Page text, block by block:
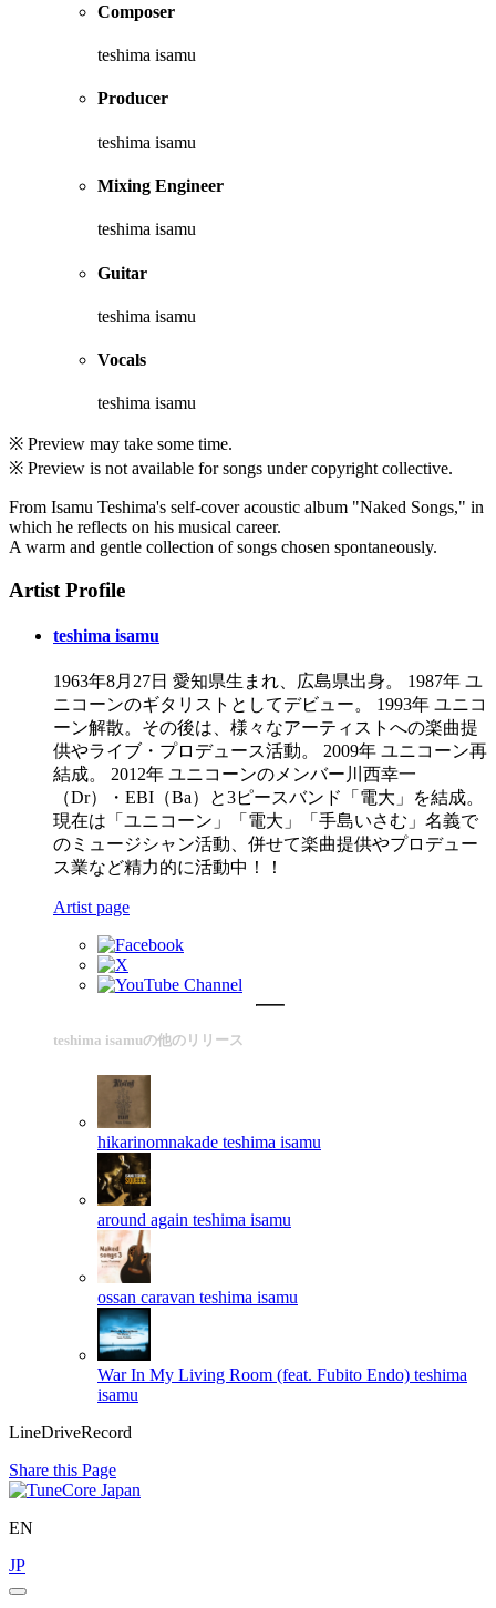
Composer
teshima isamu
Producer
teshima isamu
Mixing Engineer
teshima isamu
Guitar
teshima isamu
Vocals
teshima isamu
※ Preview may take some time.
※ Preview is not available for songs under copyright collective.
From Isamu Teshima's self-cover acoustic album "Naked Songs," in
which he reflects on his musical career.
A warm and gentle collection of songs chosen spontaneously.
Artist Profile
teshima isamu
1963年8月27日 愛知県生まれ、広島県出身。 1987年 ユ
ニコーンのギタリストとしてデビュー。 1993年 ユニコ
ーン解散。その後は、様々なアーティストへの楽曲提
供やライブ・プロデュース活動。 2009年 ユニコーン再
結成。 2012年 ユニコーンのメンバー川西幸一
（Dr）・EBI（Ba）と3ピースバンド「電大」を結成。
現在は「ユニコーン」「電大」「手島いさむ」名義で
のミュージシャン活動、併せて楽曲提供やプロデュー
ス業など精力的に活動中！！
Artist page
teshima isamuの他のリリース
hikarinomnakade teshima isamu
around again teshima isamu
ossan caravan teshima isamu
War In My Living Room (feat. Fubito Endo) teshima
isamu
LineDriveRecord
Share this Page
EN
JP